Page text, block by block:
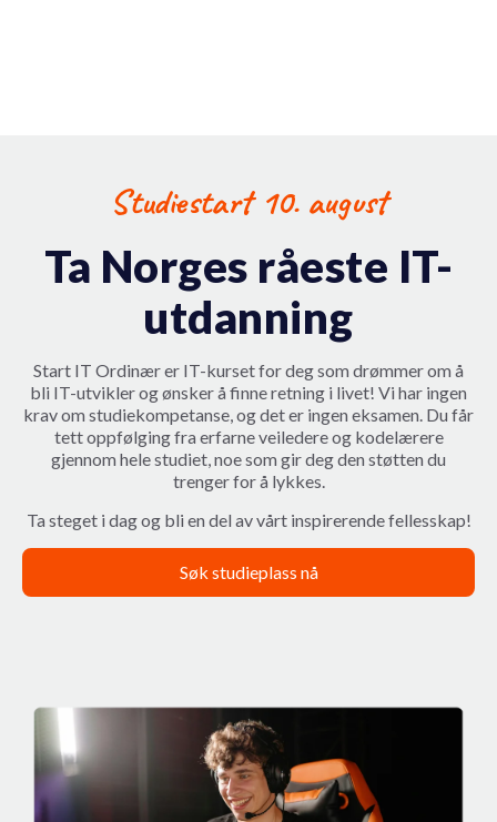
Studiestart 10. august
Ta Norges råeste IT-
utdanning
Start IT Ordinær er IT-kurset for deg som drømmer om å
bli IT-utvikler og ønsker å finne retning i livet! Vi har ingen
krav om studiekompetanse, og det er ingen eksamen. Du får
tett oppfølging fra erfarne veiledere og kodelærere
gjennom hele studiet, noe som gir deg den støtten du
trenger for å lykkes.
Ta steget i dag og bli en del av vårt inspirerende fellesskap!
Søk studieplass nå